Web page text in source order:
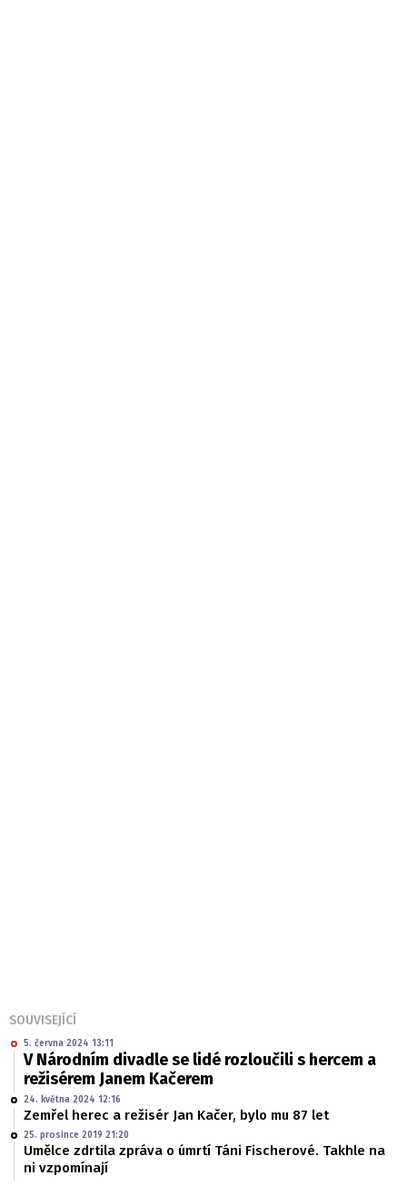
SOUVISEJÍCÍ
5. června 2024 13:11
V Národním divadle se lidé rozloučili s hercem a
režisérem Janem Kačerem
24. května 2024 12:16
Zemřel herec a režisér Jan Kačer, bylo mu 87 let
25. prosince 2019 21:20
Umělce zdrtila zpráva o úmrtí Táni Fischerové. Takhle na
ni vzpomínají